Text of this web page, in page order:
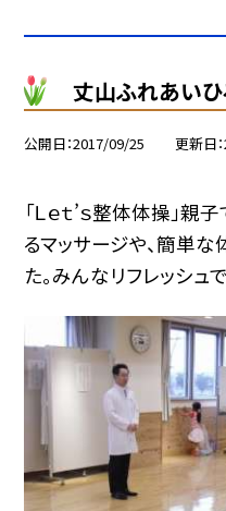
丈山ふれあい
公開日 2017/09/25 更新日
「Ｌｅｔ’ｓ整体体操」
るマッサージや、簡単
た。みんなリフレッシュ